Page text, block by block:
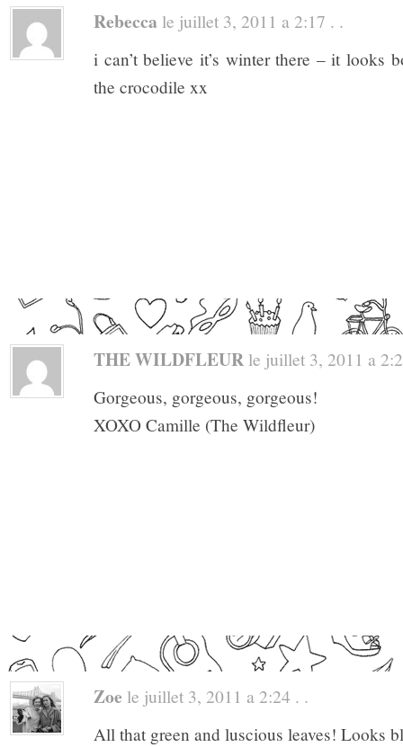
Rebecca le juillet 3, 2011 a 2:17 . .
i can’t believe it’s winter there – it looks
the crocodile xx
THE WILDFLEUR le juillet 3, 2011 a
Gorgeous, gorgeous, gorgeous!
XOXO Camille (The Wildfleur)
Zoe le juillet 3, 2011 a 2:24 . .
All that green and luscious leaves! Looks